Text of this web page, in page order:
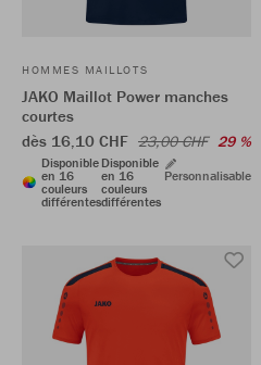
HOMMES MAILLOTS
JAKO Maillot Power manches
courtes
dès 16,10 CHF 23,00 CHF 29 %
Disponible
en 16
couleurs
différentes
Disponible
en 16
couleurs
différentes
Personnalisable